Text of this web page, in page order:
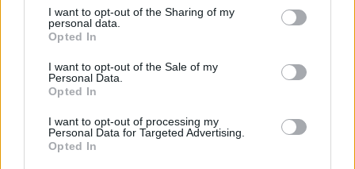
I want to opt-out of the Sharing of my
personal data.
Opted In
I want to opt-out of the Sale of my
Personal Data.
Opted In
I want to opt-out of processing my
Personal Data for Targeted Advertising.
Opted In
Κορώνη
Μεθώνη
Νέστορος
Παπαφλέσσα